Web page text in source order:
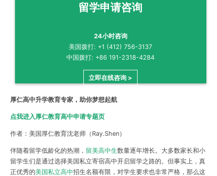
留学申请咨询
24小时咨询
美国拨打: +1 (412) 756-3137
中国拨打: +86 191-2318-4284
立即在线咨询 >
厚仁高中升学教育专家，助你梦想起航
点我进入厚仁教育高中申请专题页
作者：美国厚仁教育沈老师（Ray.Shen）
伴随着留学低龄化的热潮， 留美高中生数量逐年增长。大多数家长和小
留学生们是通过选择美国私立寄宿高中开启留学之路的。但事实上，真
正优秀的美国私立高中招生名额有限，对学生要求也非常严格，那么这